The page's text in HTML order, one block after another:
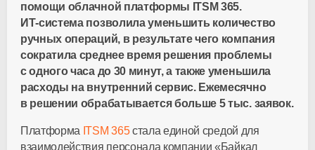
помощи облачной платформы ITSM 365.
ИТ-системапозволила уменьшить количество
ручных операций, в результате чего компания
сократила среднее время решения проблемы
с одного часа до 30 минут, а также уменьшила
расходы на внутренний сервис. Ежемесячно
в решении обрабатывается больше 5 тыс. заявок.
Платформа ITSM 365стала единой средой для
взаимодействия персонала компании «Байкал